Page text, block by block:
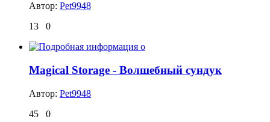
Автор: Pet9948
13
0
Magical Storage - Волшебный сундук
Автор: Pet9948
45
0